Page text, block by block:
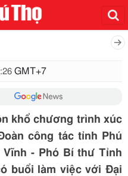
GMT+7
khổ chương trình xúc
công tác tỉnh Phú
- Phó Bí thư Tỉnh
buổi làm việc với Đại